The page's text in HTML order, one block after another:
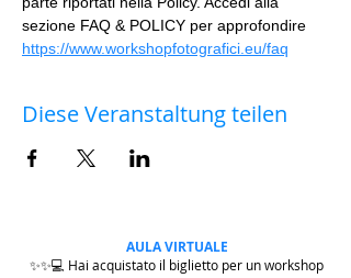
sezione FAQ & POLICY per approfondire
https://www.workshopfotografici.eu/faq
Diese Veranstaltung teilen
AULA VIRTUALE
✨✨💻 Hai acquistato il biglietto per un workshop